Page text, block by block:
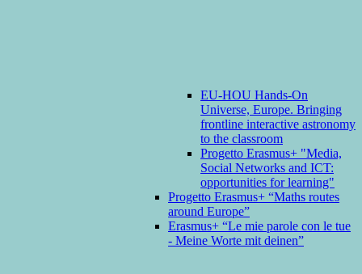
EU-HOU Hands-On
Universe, Europe. Bringing
frontline interactive astronomy
to the classroom
Progetto Erasmus+ "Media,
Social Networks and ICT:
opportunities for learning"
Progetto Erasmus+ “Maths routes
around Europe”
Erasmus+ “Le mie parole con le tue
- Meine Worte mit deinen”